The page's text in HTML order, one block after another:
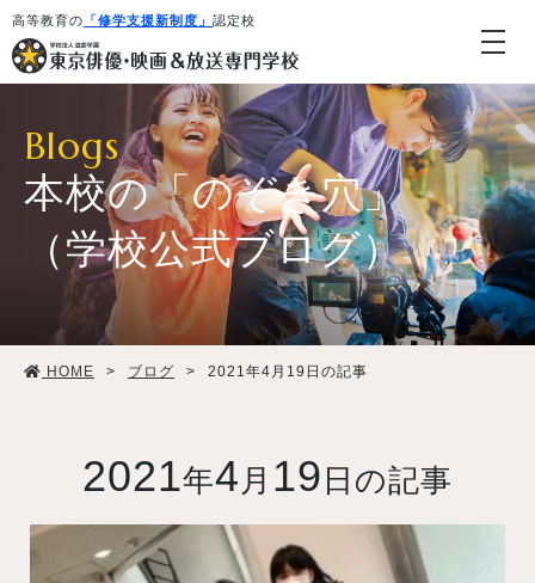
高等教育の 「修学支援新制度」 認定校
学校紹介・教育システム
学生生活
就職・デビュー
Blogs
本校の「のぞき穴」
（学校公式ブログ）
HOME > ブログ > 2021年4月19日の記事
2021年4 月 19 日の記事